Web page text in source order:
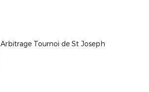
Arbitrage Tournoi de St Joseph